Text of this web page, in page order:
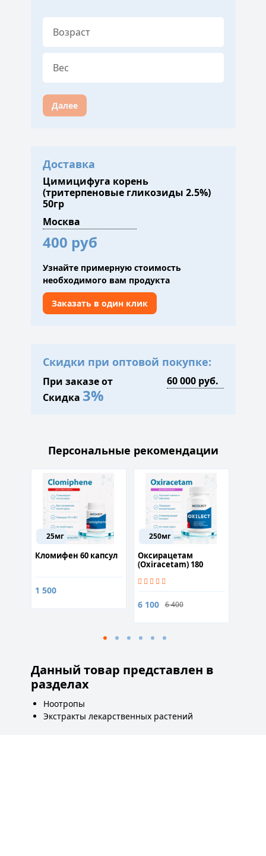
Далее
Доставка
Цимицифуга корень
(тритерпеновые гликозиды 2.5%)
50гр
400 руб
Узнайте примерную стоимость
необходимого вам продукта
Заказать в один клик
Скидки при оптовой покупке:
При заказе от
Скидка 3%
Персональные рекомендации
25мг
Кломифен 60 капсул
1 500
250мг
Оксирацетам
(Oxiracetam) 180
6 100 6 400
Данный товар представлен в
разделах
Ноотропы
Экстракты лекарственных растений